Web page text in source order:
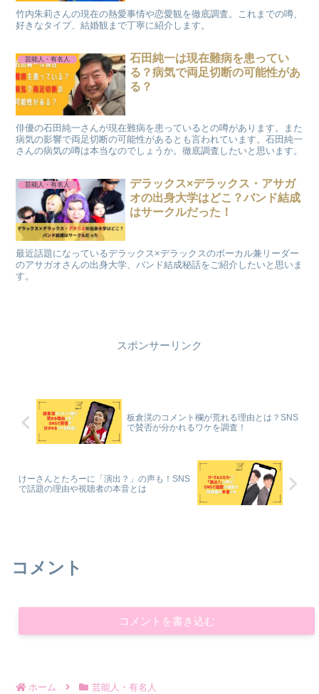
竹内朱莉さんの現在の熱愛事情や恋愛観を徹底調査。これまでの噂、
好きなタイプ、結婚観まで丁寧に紹介します。
芸能人・有名人
石田純一は現在難病を患ってい
る？病気で両足切断の可能性があ
る？
俳優の石田純一さんが現在難病を患っているとの噂があります。また
病気の影響で両足切断の可能性があるとも言われています。石田純一
さんの病気の噂は本当なのでしょうか。徹底調査したいと思います。
芸能人・有名人
デラックス×デラックス・アサガ
オの出身大学はどこ？バンド結成
はサークルだった！
最近話題になっているデラックス×デラックスのボーカル兼リーダー
のアサガオさんの出身大学、バンド結成秘話をご紹介したいと思いま
す。
スポンサーリンク
板倉滉のコメント欄が荒れる理由とは？SNS
で賛否が分かれるワケを調査！
けーさんとたろーに「演出？」の声も！SNS
で話題の理由や視聴者の本音とは
コメント
コメントを書き込む
ホーム 芸能人・有名人